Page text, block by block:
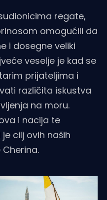
regate,
omogućili da
i dosegne veliki
veselje je kad se
prijateljima i
različita iskustva
na moru.
i nacija te
cilj ovih naših